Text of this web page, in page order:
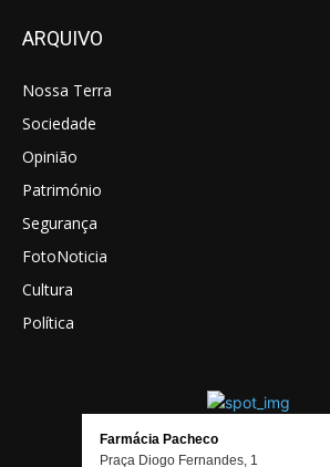
ARQUIVO
Nossa Terra
Sociedade
Opinião
Património
Segurança
FotoNoticia
Cultura
Política